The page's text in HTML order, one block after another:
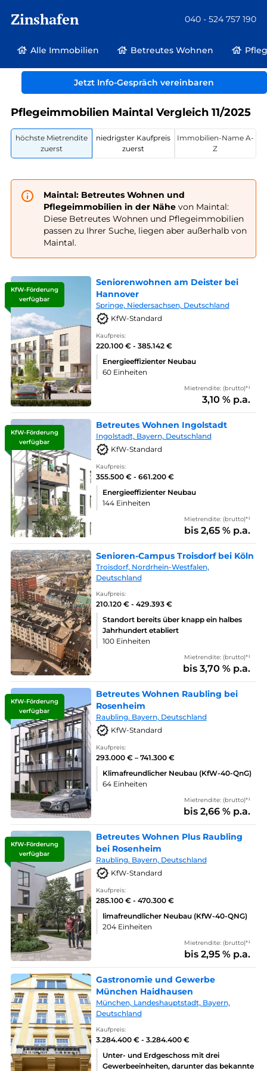
Zinshafen 040 - 524 757 190
Alle Immobilien Betreutes Wohnen
Jetzt Info-Gespräch vereinbaren
Betreutes Wohnen und Pflegeimmobilien Deutschland
Pflegeimmobilien Maintal Vergleich 11/2025
höchste Mietrendite
zuerst
niedrigster Kaufpreis
zuerst
Immobilien-Name A-
Z
Maintal: Betreutes Wohnen und
Pflegeimmobilien in der Nähevon Maintal:
Diese Betreutes Wohnen und Pflegeimmobilien
passen zu Ihrer Suche, liegen aber außerhalb von
Maintal.
KfW-Förderung
verfügbar
Seniorenwohnen am Deister bei
Hannover
Springe, Niedersachsen, Deutschland
KfW-Standard
Kaufpreis:
220.100 € - 385.142 €
Energieeffizienter Neubau
60 Einheiten
Mietrendite: (brutto)*¹
3,10 % p.a.
KfW-Förderung
verfügbar
Betreutes Wohnen Ingolstadt
Ingolstadt, Bayern, Deutschland
KfW-Standard
Kaufpreis:
355.500 € - 661.200 €
Energieeffizienter Neubau
144 Einheiten
Mietrendite: (brutto)*¹
bis 2,65 % p.a.
Senioren-Campus Troisdorf bei Köln
Troisdorf, Nordrhein-Westfalen,
Deutschland
Kaufpreis:
210.120 € - 429.393 €
Standort bereits über knapp ein halbes
Jahrhundert etabliert
100 Einheiten
Mietrendite: (brutto)*¹
bis 3,70 % p.a.
KfW-Förderung
verfügbar
Betreutes Wohnen Raubling bei
Rosenheim
Raubling. Bayern, Deutschland
KfW-Standard
Kaufpreis:
293.000 € – 741.300 €
Klimafreundlicher Neubau (KfW-40-QnG)
64 Einheiten
Mietrendite: (brutto)*¹
bis 2,66 % p.a.
KfW-Förderung
verfügbar
Betreutes Wohnen Plus Raubling
bei Rosenheim
Raubling. Bayern, Deutschland
KfW-Standard
Kaufpreis:
285.100 € - 470.300 €
limafreundlicher Neubau (KfW-40-QNG)
204 Einheiten
Mietrendite: (brutto)*¹
bis 2,95 % p.a.
Gastronomie und Gewerbe
München Haidhausen
München, Landeshauptstadt, Bayern,
Deutschland
Kaufpreis:
3.284.400 € - 3.284.400 €
Unter- und Erdgeschoss mit drei
Gewerbeeinheiten, darunter das bekannte